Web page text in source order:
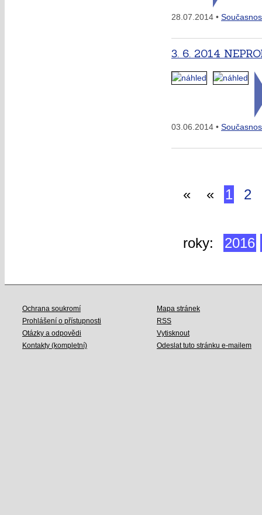
28.07.2014 •
3. 6. 2014
03.06.2014 •
« « 1 2
roky: 2016
Ochrana soukromí
Prohlášení o přístupnosti
Otázky a odpovědi
Kontakty (kompletní)
Mapa stránek
RSS
Vytisknout
Odeslat tuto stránku e-mailem